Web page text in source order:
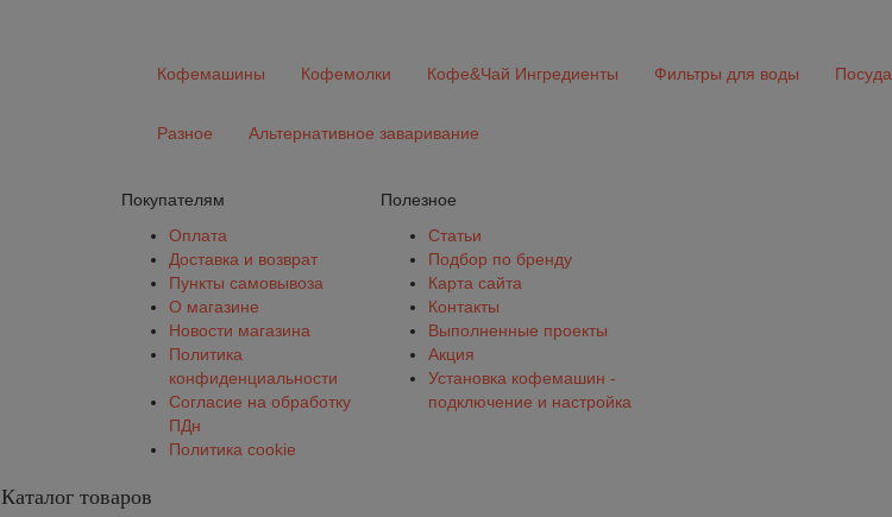
Кофемашины Кофемолки Кофе&Чай Ингредиенты Фильтры для воды Посуда
Разное Альтернативное заваривание
Покупателям
Оплата
Доставка и возврат
Пункты самовывоза
О магазине
Новости магазина
Политика
конфиденциальности
Согласие на обработку
ПДн
Политика cookie
Полезное
Статьи
Подбор по бренду
Карта сайта
Контакты
Выполненные проекты
Акция
Установка кофемашин -
подключение и настройка
Каталог товаров